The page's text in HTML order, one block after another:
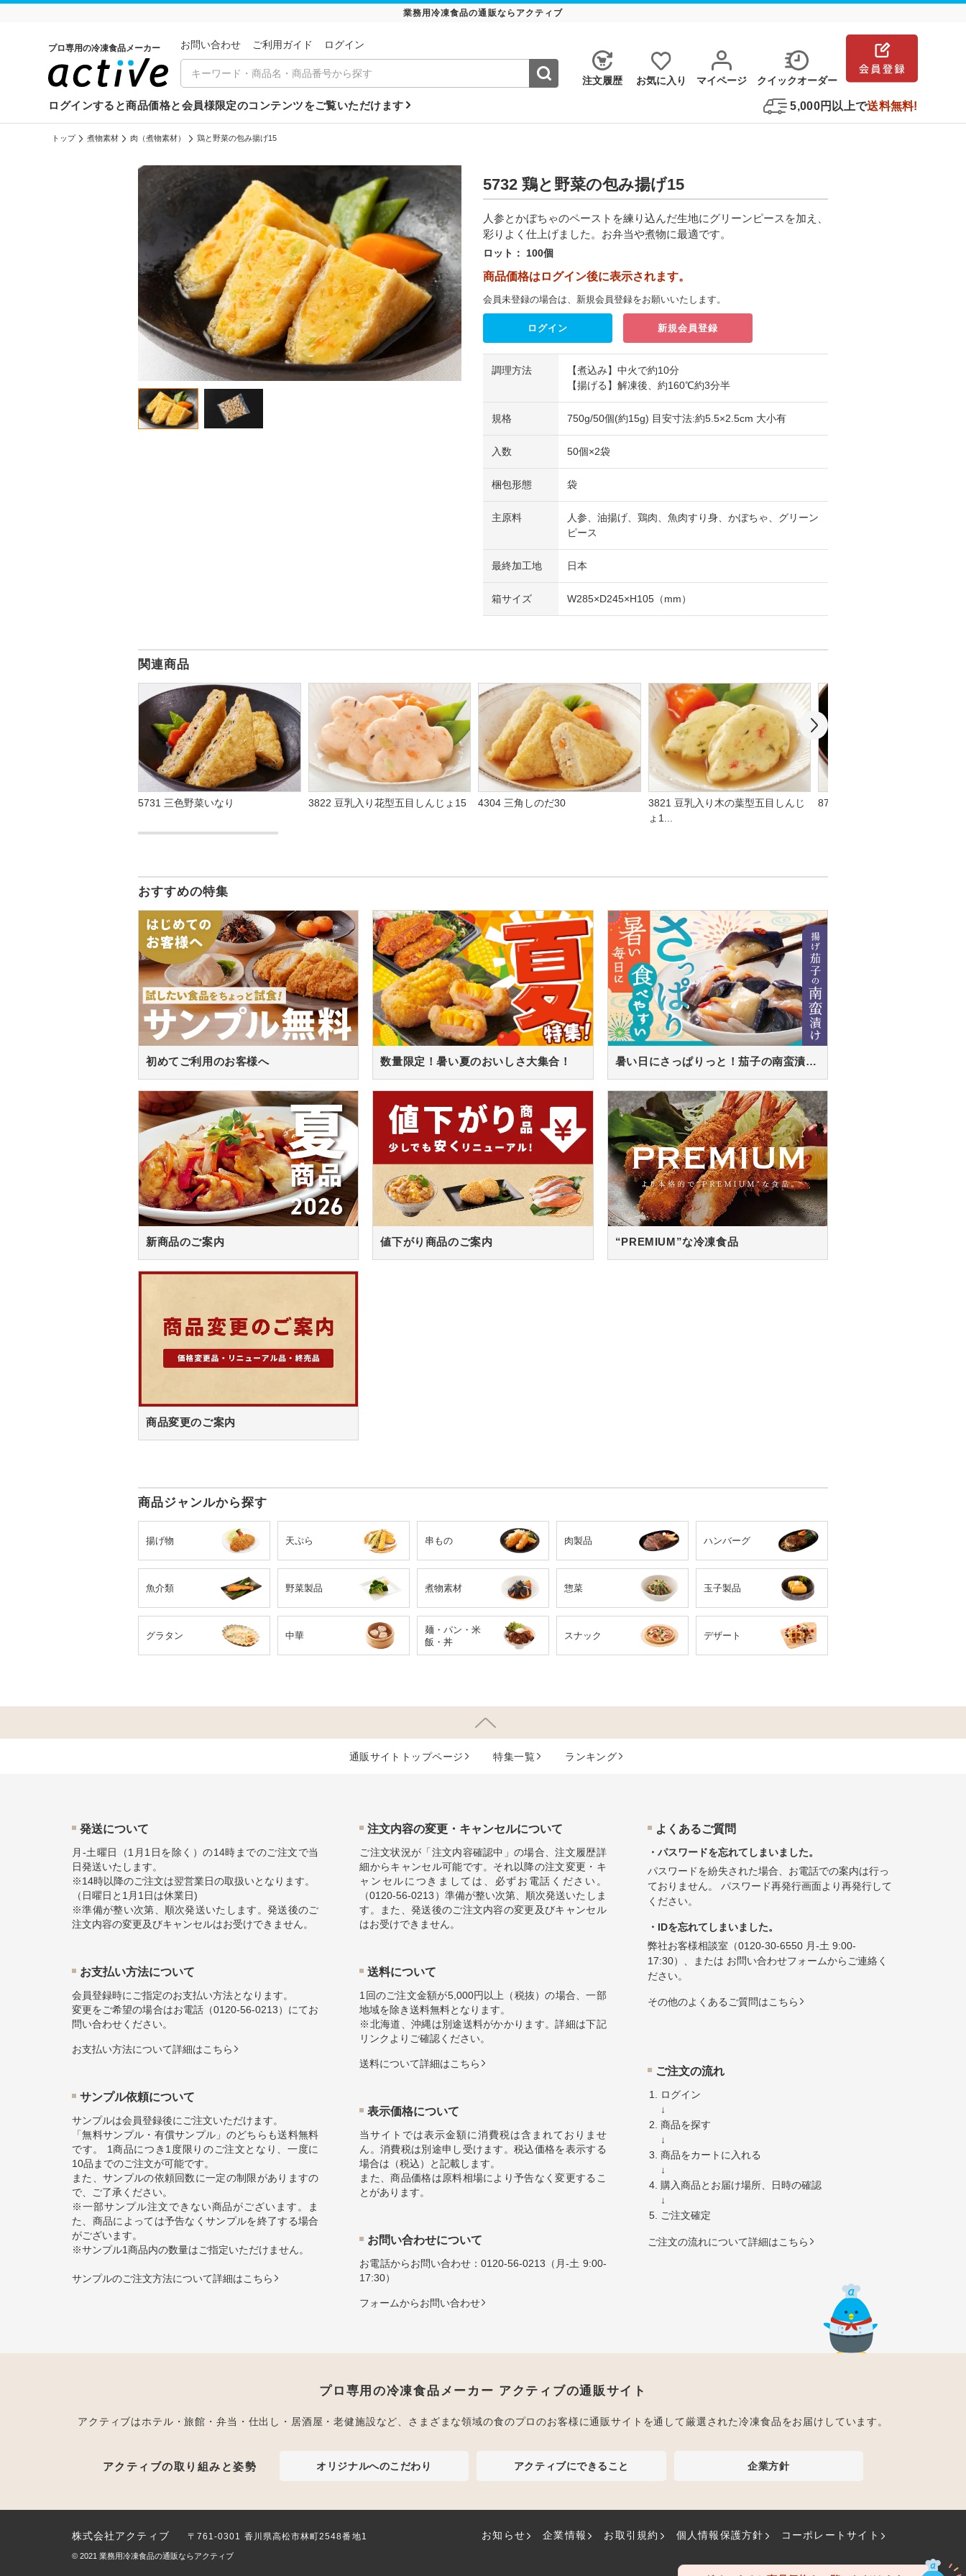
業務用冷凍食品の通販ならアクティブ
プロ専用の冷凍食品メーカー お問い合わせ ご利⽤ガイド ログイン
注⽂履歴 お気に⼊り マイページ クイックオーダー
ログインすると商品価格と会員様限定のコンテンツをご覧いただけます 5,000円以上で送料無料!
トップ 煮物素材 肉（煮物素材） 鶏と野菜の包み揚げ15
5732 鶏と野菜の包み揚げ15
人参とかぼちゃのペーストを練り込んだ生地にグリーンピースを加え、
彩りよく仕上げました。お弁当や煮物に最適です。
ロット： 100個
商品価格はログイン後に表示されます。
会員未登録の場合は、新規会員登録をお願いいたします。
ログイン 新規会員登録
調理方法
【煮込み】中火で約10分
【揚げる】解凍後、約160℃約3分半
規格 750g/50個(約15g) 目安寸法:約5.5×2.5cm 大小有
入数 50個×2袋
梱包形態 袋
主原料
人参、油揚げ、鶏肉、魚肉すり身、かぼちゃ、グリーン
ピース
最終加工地 日本
箱サイズ W285×D245×H105（mm）
関連商品
5731 三色野菜いなり 3822 豆乳入り花型五目しんじょ15 4304 三角しのだ30
3821 豆乳入り木の葉型五目しんじ
ょ1...
8710 鶏と野菜つみれ
おすすめの特集
初めてご利用のお客様へ 数量限定！暑い夏のおいしさ大集合！ 暑い日にさっぱりっと！茄子の南蛮漬け！
新商品のご案内 値下がり商品のご案内 “PREMIUM”な冷凍食品
商品変更のご案内
商品ジャンルから探す
揚げ物 天ぷら 串もの 肉製品 ハンバーグ
魚介類 野菜製品 煮物素材 惣菜 玉子製品
グラタン 中華
麺・パン・米
飯・丼
スナック デザート
通販サイトトップページ 特集⼀覧 ランキング
発送について
月-土曜日（1月1日を除く）の14時までのご注文で当
日発送いたします。
※14時以降のご注文は翌営業日の取扱いとなります。
（日曜日と1月1日は休業日)
※準備が整い次第、順次発送いたします。発送後のご
注文内容の変更及びキャンセルはお受けできません。
お⽀払い⽅法について
会員登録時にご指定のお支払い方法となります。
変更をご希望の場合はお電話（0120-56-0213）にてお
問い合わせください。
お⽀払い⽅法について詳細はこちら
サンプル依頼について
サンプルは会員登録後にご注文いただけます。
「無料サンプル・有償サンプル」のどちらも送料無料
です。 1商品につき1度限りのご注文となり、一度に
10品までのご注文が可能です。
また、サンプルの依頼回数に一定の制限がありますの
で、ご了承ください。
※一部サンプル注文できない商品がございます。ま
た、商品によっては予告なくサンプルを終了する場合
がございます。
※サンプル1商品内の数量はご指定いただけません。
サンプルのご注文方法について詳細はこちら
注⽂内容の変更・キャンセルについて
ご注文状況が「注文内容確認中」の場合、注文履歴詳
細からキャンセル可能です。それ以降の注文変更・キ
ャンセルにつきましては、必ずお電話ください。
（0120-56-0213 ）準備が整い次第、順次発送いたしま
す。また、発送後のご注文内容の変更及びキャンセル
はお受けできません。
送料について
1回のご注文金額が5,000円以上（税抜）の場合、一部
地域を除き送料無料となります。
※北海道、沖縄は別途送料がかかります。詳細は下記
リンクよりご確認ください。
送料について詳細はこちら
表示価格について
当サイトでは表示金額に消費税は含まれておりませ
ん。消費税は別途申し受けます。税込価格を表示する
場合は（税込）と記載します。
また、商品価格は原料相場により予告なく変更するこ
とがあります。
お問い合わせについて
お電話からお問い合わせ：0120-56-0213 （月-土 9:00-
17:30）
フォームからお問い合わせ
よくあるご質問
・パスワードを忘れてしまいました。
パスワードを紛失された場合、お電話での案内は行っ
ておりません。 パスワード再発行画面より再発行して
ください。
・IDを忘れてしまいました。
弊社お客様相談室（0120-30-6550月-土 9:00-
17:30）、または お問い合わせフォームからご連絡く
ださい。
その他のよくあるご質問はこちら
ご注文の流れ
ログイン
↓
商品を探す
↓
商品をカートに入れる
↓
購入商品とお届け場所、日時の確認
↓
ご注文確定
ご注文の流れについて詳細はこちら
プロ専用の冷凍食品メーカー アクティブの通販サイト
アクティブはホテル・旅館・弁当・仕出し・居酒屋・老健施設など、さまざまな領域の食のプロのお客様に通販サイトを通して厳選された冷凍食品をお届けしています。
アクティブの取り組みと姿勢 オリジナルへのこだわり アクティブにできること 企業方針
株式会社アクティブ 〒761-0301 香川県高松市林町2548番地1 お知らせ 企業情報 お取引規約 個人情報保護方針 コーポレートサイト
© 2021 業務用冷凍食品の通販ならアクティブ